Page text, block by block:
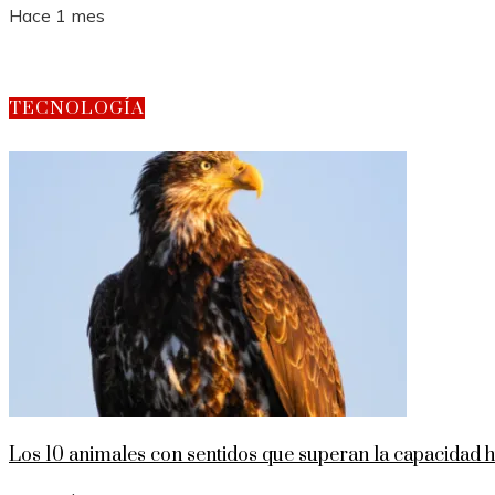
Hace 1 mes
TECNOLOGÍA
Los 10 animales con sentidos que superan la capacidad